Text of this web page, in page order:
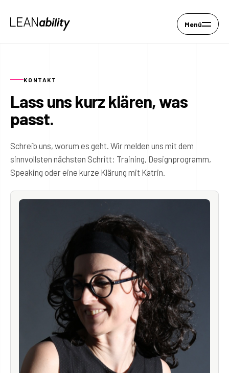
Menü
KONTAKT
Lass uns kurz klären, was
passt.
Schreib uns, worum es geht. Wir melden uns mit dem
sinnvollsten nächsten Schritt: Training, Designprogramm,
Speaking oder eine kurze Klärung mit Katrin.